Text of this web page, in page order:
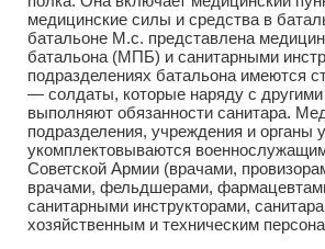
медицинские силы и средства в
батальоне М.с. представлена
батальона (МПБ) и санитарными
подразделениях батальона имеются
— солдаты, которые наряду с
выполняют обязанности санитара.
подразделения, учреждения и органы
укомплектовываются
Советской Армии (врачами,
врачами, фельдшерами,
санитарными инструкторами,
хозяйственным и техническим